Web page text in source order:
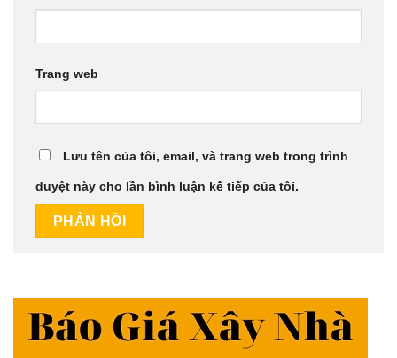
Trang web
Lưu tên của tôi, email, và trang web trong trình
duyệt này cho lần bình luận kế tiếp của tôi.